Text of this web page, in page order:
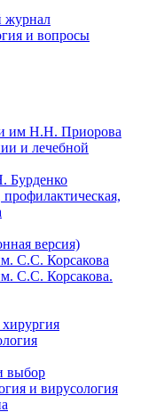
журнал
и вопросы
им Н.Н. Приорова
и лечебной
Бурденко
версия)
С.С. Корсакова
С.С. Корсакова.
выбор
и вирусология